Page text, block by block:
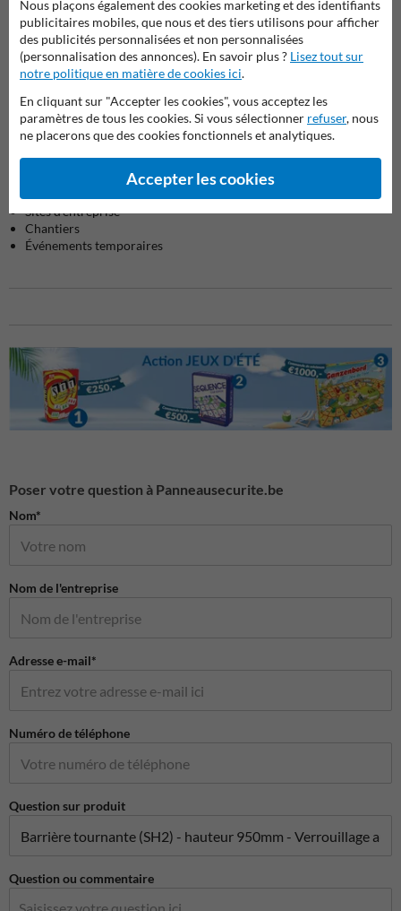
Tournantes pour Parkings et
Aménagements Routiers
supports de protection
Produits de sécurité
Utilisations :
Sites d'entreprise
Chantiers
Événements temporaires
Poser votre question à Panneausecurite.be
Nom*
Nom de l'entreprise
Adresse e-mail*
Numéro de téléphone
Question sur produit
Question ou commentaire
Nous plaçons également des cookies marketing et des identifiants
publicitaires mobiles, que nous et des tiers utilisons pour afficher
des publicités personnalisées et non personnalisées
(personnalisation des annonces). En savoir plus ? Lisez tout sur
notre politique en matière de cookies ici.
En cliquant sur "Accepter les cookies", vous acceptez les
paramètres de tous les cookies. Si vous sélectionner refuser, nous
ne placerons que des cookies fonctionnels et analytiques.
Accepter les cookies